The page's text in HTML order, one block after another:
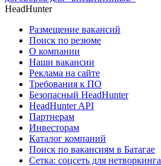
HeadHunter
Размещение вакансий
Поиск по резюме
О компании
Наши вакансии
Реклама на сайте
Требования к ПО
Безопасный HeadHunter
HeadHunter API
Партнерам
Инвесторам
Каталог компаний
Поиск по вакансиям в Батагае
Сетка: соцсеть для нетворкинга